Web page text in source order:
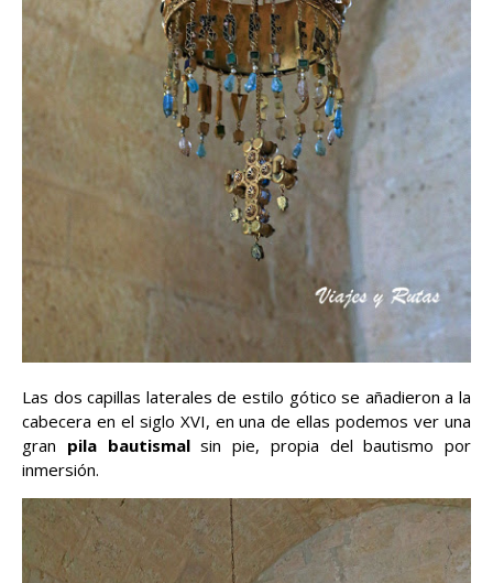
Las dos capillas laterales de estilo gótico se añadieron a la
cabecera en el siglo XVI, en una de ellas podemos ver una
gran pila bautismalsin pie, propia del bautismo por
inmersión.